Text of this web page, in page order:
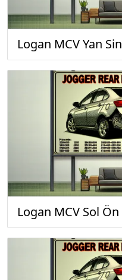
Logan MCV Yan
Logan MCV Sol